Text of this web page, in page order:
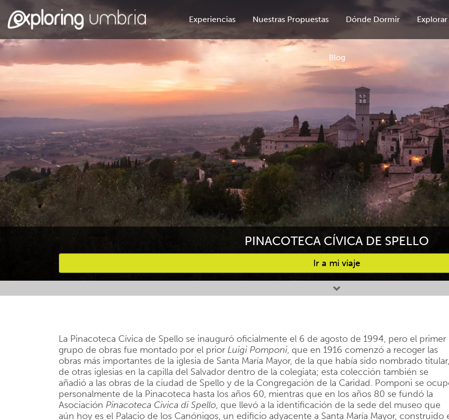
Experiencias Nuestras Propuestas Dónde Dormir
Blog
PINACOTECA CÍVICA DE SPELLO
Ir a mi viaje
Favourites
La Pinacoteca Cívica de Spello se inauguró oficialmente el 6 de agosto de 1994, pero el primer
grupo de obras fue montado por el prior Luigi Pomponi, que en 1916 comenzó a recoger las
obras más importantes de la iglesia de Santa María Mayor, de la que había sido nombrado
de otras iglesias en la capilla del Salvador dentro de la colegiata; esta colección también se
añadió a las obras de la ciudad de Spello y de la Congregación de la Caridad. Pomponi se
personalmente de la Pinacoteca hasta los años 60, mientras que en los años 80 se fundó la
Asociación Pinacoteca Civica di Spello, que llevó a la identificación de la sede del museo que
aún hoy es el Palacio de los Canónigos, un edificio adyacente a Santa María Mayor, construido